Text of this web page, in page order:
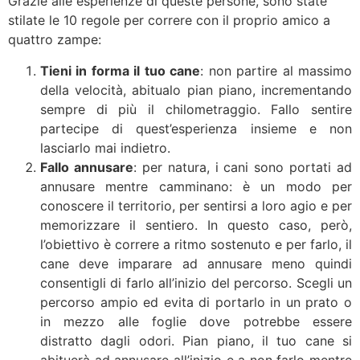
stilate le 10 regole per correre con il proprio amico a
quattro zampe:
Tieni in forma il tuo cane: non partire al massimo
della velocità, abitualo pian piano, incrementando
sempre di più il chilometraggio. Fallo sentire
partecipe di quest’esperienza insieme e non
lasciarlo mai indietro.
Fallo annusare: per natura, i cani sono portati ad
annusare mentre camminano: è un modo per
conoscere il territorio, per sentirsi a loro agio e per
memorizzare il sentiero. In questo caso, però,
l’obiettivo è correre a ritmo sostenuto e per farlo, il
cane deve imparare ad annusare meno quindi
consentigli di farlo all’inizio del percorso. Scegli un
percorso ampio ed evita di portarlo in un prato o
in mezzo alle foglie dove potrebbe essere
distratto dagli odori. Pian piano, il tuo cane si